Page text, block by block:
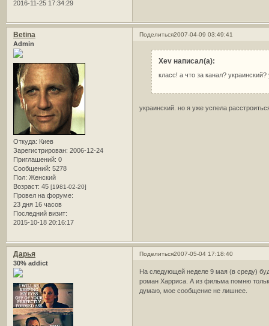
2016-11-25 17:34:29
Поделиться2007-04-09 03:49:41
Betina
Admin
Откуда: Киев
Зарегистрирован: 2006-12-24
Приглашений: 0
Сообщений: 5278
Пол: Женский
Возраст: 45 [1981-02-20]
Провел на форуме:
23 дня 16 часов
Последний визит:
2015-10-18 20:16:17
Xev написал(а):
класс! а что за канал?
украинский. но я уже успела
Поделиться2007-05-04 17:18:40
Дарья
30% addict
На следующей неделе 9 мая (в среду)
роман Харриса. А из фильма помню
думаю, мое сообщение не лишнее.